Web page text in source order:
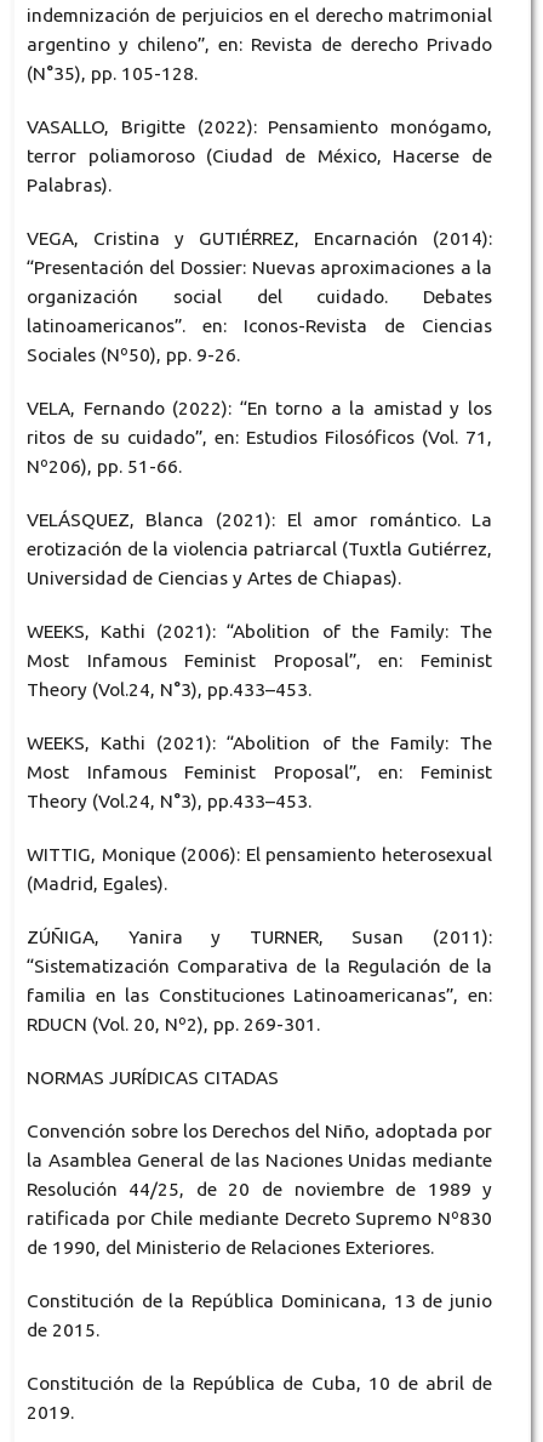
indemnización de perjuicios en el derecho matrimonial
argentino y chileno”, en: Revista de derecho Privado
(N°35), pp. 105-128.
VASALLO, Brigitte (2022): Pensamiento monógamo,
terror poliamoroso (Ciudad de México, Hacerse de
Palabras).
VEGA, Cristina y GUTIÉRREZ, Encarnación (2014):
“Presentación del Dossier: Nuevas aproximaciones a la
organización social del cuidado. Debates
latinoamericanos”. en: Iconos-Revista de Ciencias
Sociales (Nº50), pp. 9-26.
VELA, Fernando (2022): “En torno a la amistad y los
ritos de su cuidado”, en: Estudios Filosóficos (Vol. 71,
Nº206), pp. 51-66.
VELÁSQUEZ, Blanca (2021): El amor romántico. La
erotización de la violencia patriarcal (Tuxtla Gutiérrez,
Universidad de Ciencias y Artes de Chiapas).
WEEKS, Kathi (2021): “Abolition of the Family: The
Most Infamous Feminist Proposal”, en: Feminist
Theory (Vol.24, N°3), pp.433–453.
WEEKS, Kathi (2021): “Abolition of the Family: The
Most Infamous Feminist Proposal”, en: Feminist
Theory (Vol.24, N°3), pp.433–453.
WITTIG, Monique (2006): El pensamiento heterosexual
(Madrid, Egales).
ZÚÑIGA, Yanira y TURNER, Susan (2011):
“Sistematización Comparativa de la Regulación de la
familia en las Constituciones Latinoamericanas”, en:
RDUCN (Vol. 20, Nº2), pp. 269-301.
NORMAS JURÍDICAS CITADAS
Convención sobre los Derechos del Niño, adoptada por
la Asamblea General de las Naciones Unidas mediante
Resolución 44/25, de 20 de noviembre de 1989 y
ratificada por Chile mediante Decreto Supremo Nº830
de 1990, del Ministerio de Relaciones Exteriores.
Constitución de la República Dominicana, 13 de junio
de 2015.
Constitución de la República de Cuba, 10 de abril de
2019.